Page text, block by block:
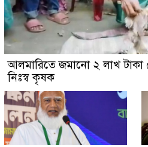
আলমারিতে জমানো ২ লাখ
নিঃস্ব কৃষক